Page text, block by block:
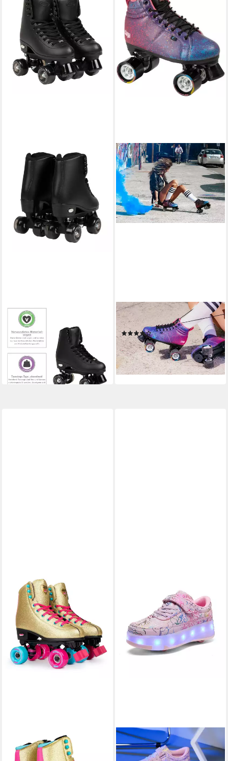
ROOKIE ROLLER SKATES
Rollschuhe Classic 78, im
Retro-Design
89,95 €
lieferbar in 2 Wochen
CHAYA
Rollschuhe Air Brush
(7)
91,99 € UVP105,99 €
-13%
lieferbar - in 6-8 Werktagen bei dir